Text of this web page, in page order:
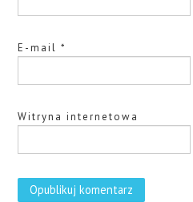
E-mail*
Witryna internetowa